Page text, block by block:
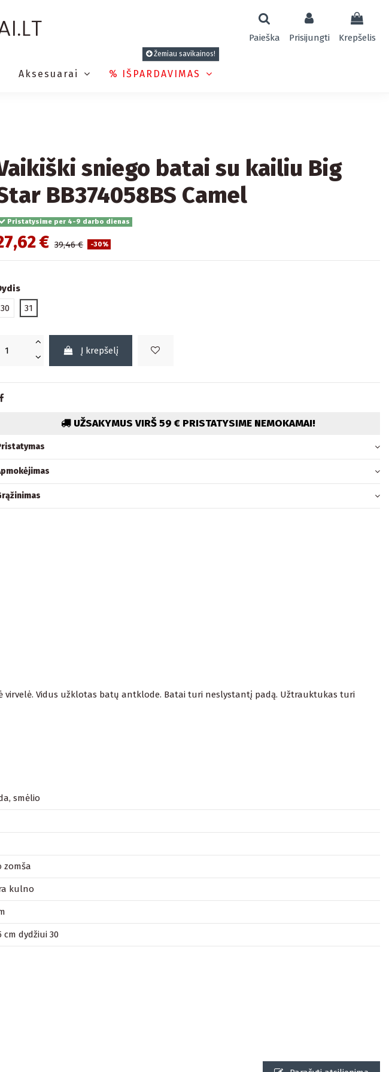
Paieška Prisijungti Krepšelis
Aksesuarai % IŠPARDAVIMAS
Žemiau savikainos!
sniego batai su kailiu Big
BB374058BS Camel
Pristatysime per 4-9 darbo dienas
€ 39,46 € -30%
30
31
Į krepšelį
UŽSAKYMUS VIRŠ 59 € PRISTATYSIME NEMOKAMAI!
virvelė. Vidus užklotas batų antklode. Batai turi neslystantį padą. Užtrauktukas turi
smėlio
zomša
kulno
cm dydžiui 30